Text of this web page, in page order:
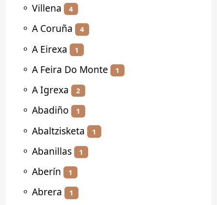
⚬ Villena 4
⚬ A Coruña 4
⚬ A Eirexa 1
⚬ A Feira Do Monte 1
⚬ A Igrexa 2
⚬ Abadiño 1
⚬ Abaltzisketa 1
⚬ Abanillas 1
⚬ Aberín 1
⚬ Abrera 1